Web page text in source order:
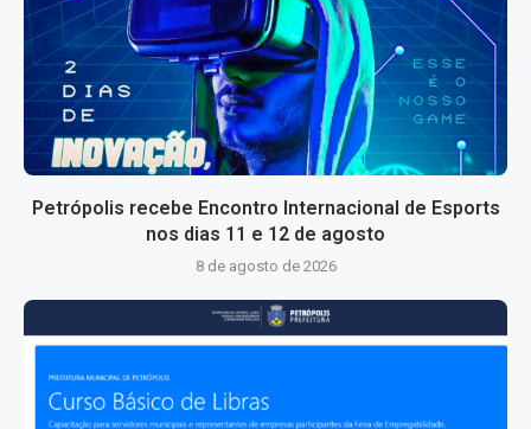
Petrópolis recebe Encontro Internacional de Esports
nos dias 11 e 12 de agosto
8 de agosto de 2026